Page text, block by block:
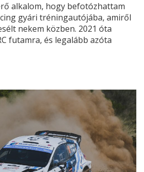
alkalom, hogy befotózhattam
gyári tréningautójába, amiről
nekem közben. 2021 óta
futamra, és legalább azóta